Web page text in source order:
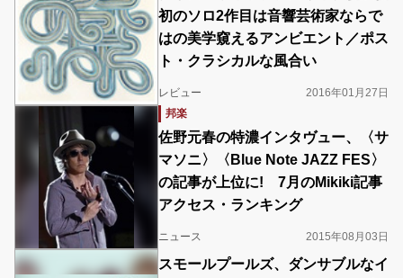
初のソロ2作目は音響芸術家ならで
はの美学窺えるアンビエント／ポス
ト・クラシカルな風合い
レビュー
2016年01月27日
邦楽
佐野元春の特濃インタヴュー、〈サ
マソニ〉〈Blue Note JAZZ FES〉
の記事が上位に! 7月のMikiki記事
アクセス・ランキング
ニュース 2015年08月03日
スモールプールズ、ダンサブルなイ